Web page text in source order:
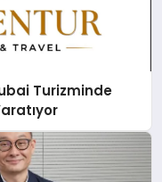
Turizminde